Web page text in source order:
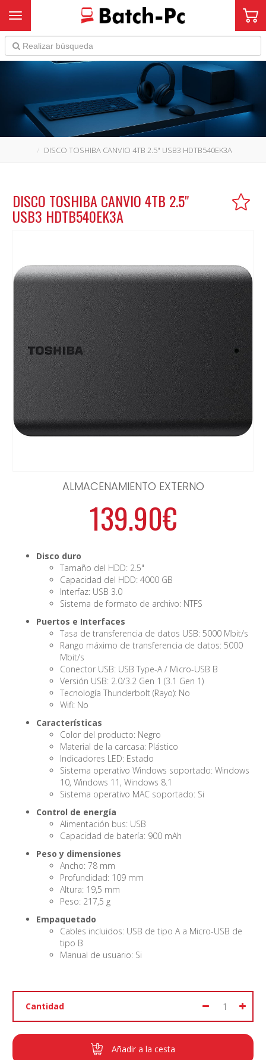
Toggle navigation
DISCO TOSHIBA CANVIO 4TB 2.5" USB3 HDTB540EK3A
DISCO TOSHIBA CANVIO 4TB 2.5"
USB3 HDTB540EK3A
ALMACENAMIENTO EXTERNO
139.90€
Disco duro
Tamaño del HDD: 2.5"
Capacidad del HDD: 4000 GB
Interfaz: USB 3.0
Sistema de formato de archivo: NTFS
Puertos e Interfaces
Tasa de transferencia de datos USB: 5000 Mbit/s
Rango máximo de transferencia de datos: 5000
Mbit/s
Conector USB: USB Type-A / Micro-USB B
Versión USB: 2.0/3.2 Gen 1 (3.1 Gen 1)
Tecnología Thunderbolt (Rayo): No
Wifi: No
Características
Color del producto: Negro
Material de la carcasa: Plástico
Indicadores LED: Estado
Sistema operativo Windows soportado: Windows
10, Windows 11, Windows 8.1
Sistema operativo MAC soportado: Si
Control de energía
Alimentación bus: USB
Capacidad de batería: 900 mAh
Peso y dimensiones
Ancho: 78 mm
Profundidad: 109 mm
Altura: 19,5 mm
Peso: 217,5 g
Empaquetado
Cables incluidos: USB de tipo A a Micro-USB de
tipo B
Manual de usuario: Si
Cantidad
Añadir a la cesta